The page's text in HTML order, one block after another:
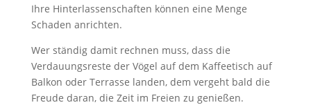
Ihre Hinterlassenschaften können eine Menge
Schaden anrichten.
Wer ständig damit rechnen muss, dass die
Verdauungsreste der Vögel auf dem Kaffeetisch auf
Balkon oder Terrasse landen, dem vergeht bald die
Freude daran, die Zeit im Freien zu genießen.